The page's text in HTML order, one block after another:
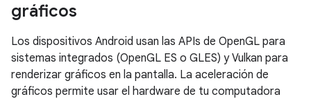
gráficos
Los dispositivos Android usan las APIs de OpenGL para
sistemas integrados (OpenGL ES o GLES) y Vulkan para
renderizar gráficos en la pantalla. La aceleración de
gráficos permite usar el hardware de tu computadora